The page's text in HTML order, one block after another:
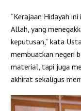
“Kerajaan Hidayah
Allah, yang
keputusan,” kata
membuatkan negeri
material, tapi juga
akhirat sekaligus